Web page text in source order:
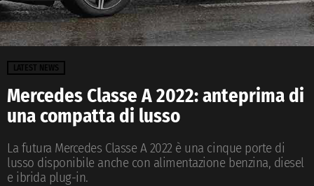
LATEST NEWS
Mercedes Classe A 2022: anteprima di
una compatta di lusso
La futura Mercedes Classe A 2022 è una cinque porte di
lusso disponibile anche con alimentazione benzina, diesel
e ibrida plug-in.